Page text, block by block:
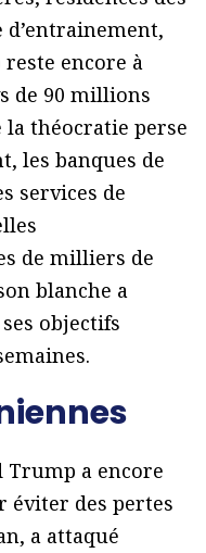
encore à
de 90 millions
la théocratie perse
les banques de
services de
de milliers de
blanche a
objectifs
Trump a encore
éviter des pertes
a attaqué